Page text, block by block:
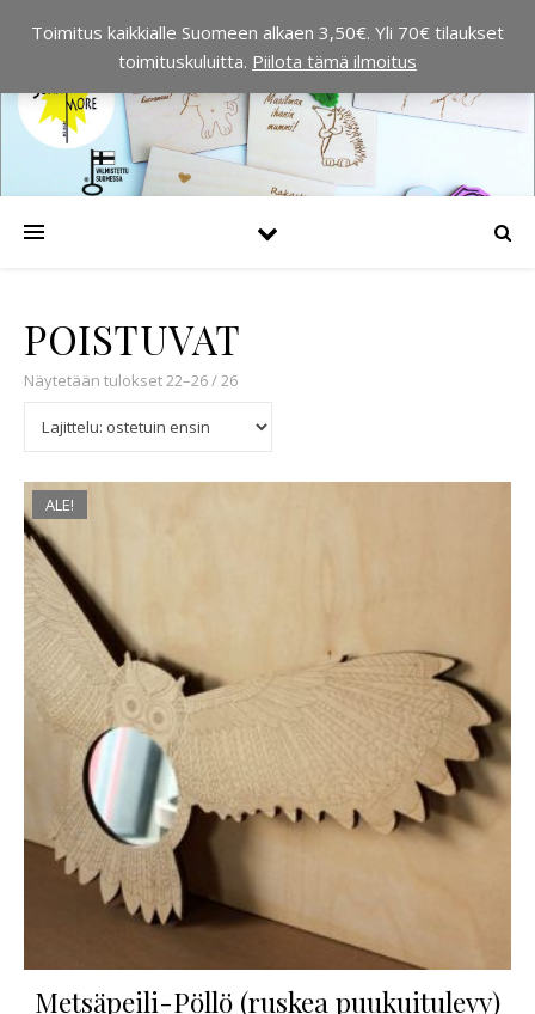
POISTUVAT
Näytetään tulokset 22–26 / 26Suosituimmat ensin
ALE!
Metsäpeili-Pöllö (ruskea puukuitulevy)
Toimitus kaikkialle Suomeen alkaen 3,50€. Yli 70€ tilaukset
toimituskuluitta. Piilota tämä ilmoitus